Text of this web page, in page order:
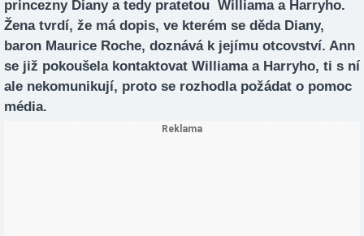
princezny Diany a tedy pratetou Williama a Harryho.
Žena tvrdí, že má dopis, ve kterém se děda Diany,
baron Maurice Roche, doznává k jejímu otcovství. Ann
se již pokoušela kontaktovat Williama a Harryho, ti s ní
ale nekomunikují, proto se rozhodla požádat o pomoc
média.